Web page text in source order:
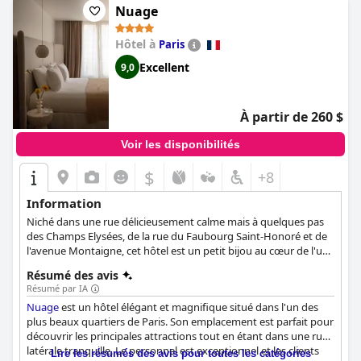
largement le double de son prix et qui mérite vraiment ses 5
étoiles. Dans l'ensemble, l'Hôtel de Nell est un hôtel
superbement luxueux qui offre un séjour moderne et luxueux
au cœur de Paris.
Nuage
Hôtel à Paris
9,0 Excellent
À partir de 260 $
Voir les disponibilités
$ +8
Information
Niché dans une rue délicieusement calme mais à quelques pas
des Champs Elysées, de la rue du Faubourg Saint-Honoré et de
l'avenue Montaigne, cet hôtel est un petit bijou au cœur de l'un
Résumé des avis
Résumé par IA
Nuageest un hôtel élégant et magnifique situé dans l'un des
plus beaux quartiers de Paris. Son emplacement est parfait pour
découvrir les principales attractions tout en étant dans une rue
latérale tranquille. Le personnel est exceptionnel et les clients
Lire les résumés des avis pour toutes les catégories